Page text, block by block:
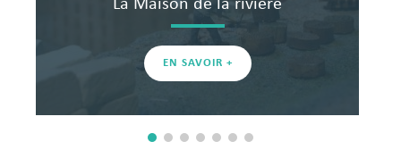
La Maison de la rivière
EN SAVOIR +